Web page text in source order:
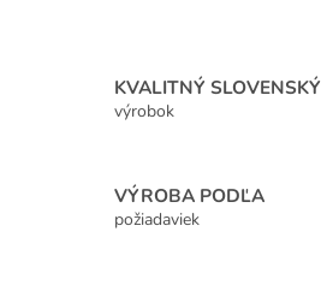
KVALITNÝ SLOVENSKÝ
výrobok
VÝROBA PODĽA
požiadaviek